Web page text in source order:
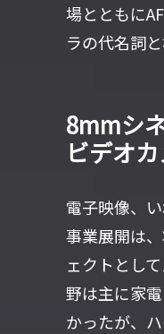
場とともに
ラの代名詞と
8mmシ
ビデオ
電子映像、
事業展開は
ェクトとし
野は主に家
かったが、